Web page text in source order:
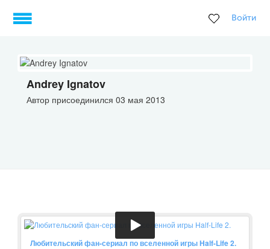
Войти
Andrey Ignatov
Автор присоединился 03 мая 2013
Любительский фан-сериал по вселенной игры Half-Life 2.